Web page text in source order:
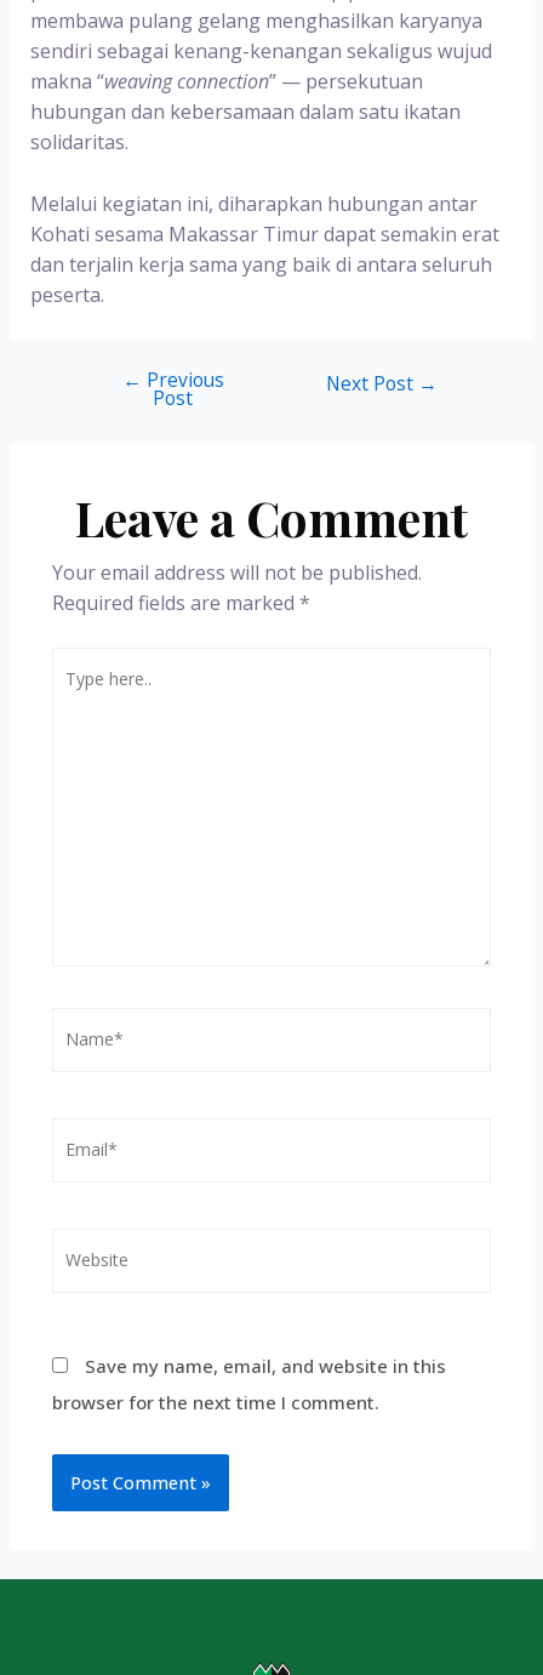
membawa pulang gelang menghasilkan karyanya
sendiri sebagai kenang-kenangan sekaligus wujud
makna “weaving connection” — persekutuan
hubungan dan kebersamaan dalam satu ikatan
solidaritas.
Melalui kegiatan ini, diharapkan hubungan antar
Kohati sesama Makassar Timur dapat semakin erat
dan terjalin kerja sama yang baik di antara seluruh
peserta.
← Previous
Post
Next Post →
Leave a Comment
Your email address will not be published.
Required fields are marked *
Save my name, email, and website in this
browser for the next time I comment.